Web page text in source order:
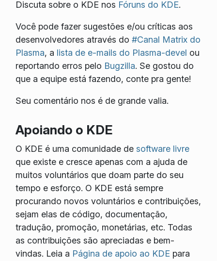
Discuta sobre o KDE nos Fóruns do KDE.
Você pode fazer sugestões e/ou críticas aos
desenvolvedores através do #Canal Matrix do
Plasma, a lista de e-mails do Plasma-devel ou
reportando erros pelo Bugzilla. Se gostou do
que a equipe está fazendo, conte pra gente!
Seu comentário nos é de grande valia.
Apoiando o KDE
O KDE é uma comunidade de software livre
que existe e cresce apenas com a ajuda de
muitos voluntários que doam parte do seu
tempo e esforço. O KDE está sempre
procurando novos voluntários e contribuições,
sejam elas de código, documentação,
tradução, promoção, monetárias, etc. Todas
as contribuições são apreciadas e bem-
vindas. Leia a Página de apoio ao KDE para